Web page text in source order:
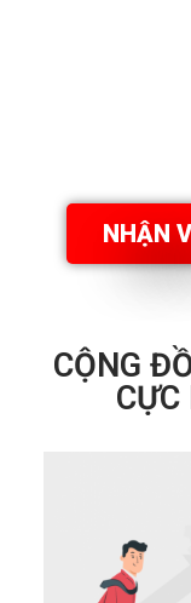
NHẬN
CỘNG